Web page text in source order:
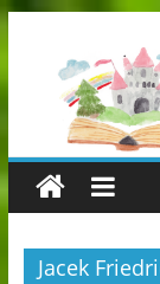
Jacek